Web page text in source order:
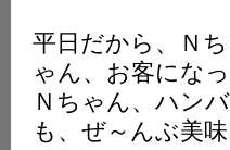
平日だから、Ｎ
ゃん、お客にな
Ｎちゃん、ハン
も、ぜ～んぶ美